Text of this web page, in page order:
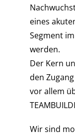
eines
Segment
werden.
Der Kern
den
vor allem
Wir sind